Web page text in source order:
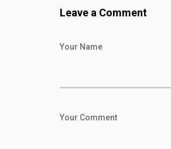
Leave a Comment
Your Name
Your Comment